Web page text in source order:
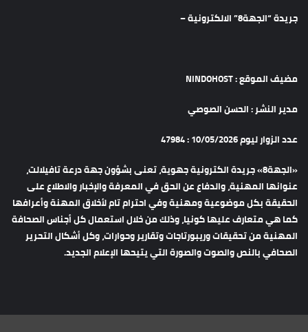
جريدة “الجهة8” الالكترونية –
مضيف الموقع : NINDOHOST
مدير النشر : الحسن الصوصي
عدد الزوار ليوم 10/05/2026 : 47984
«الجهة8» جريدة الكترونية جهوية، تعنى بشؤون جهة درعة تافيلالت،
عنوانها المهنية، والدفاع عن الحق في المعرفة والإخبار والاطلاع على
الحقيقة بكل موضوعية ومهنية وفي احترام تام لأخلاق المهنة وأعرافها
كما هي متعارف عليها كونيا، وذلك من خلال استعمال كل أجناس الصحافة
المهنية من تحقيقات وريبورتاجات وتقارير وحوارات، وكل أشكال التحرير
الصحافي بالنص والصوت والصورة التي يتيحها الإعلام الجديد.